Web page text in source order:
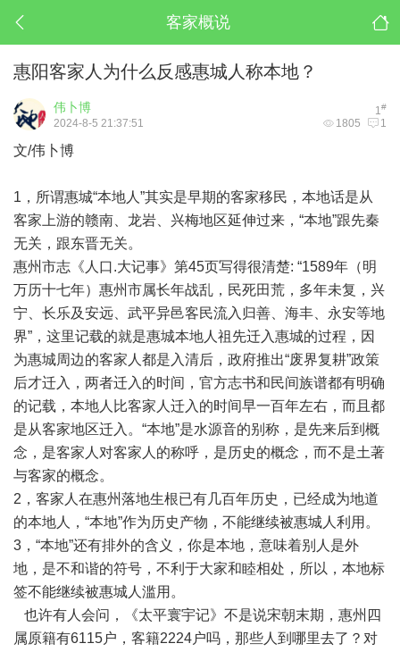
客家概说
惠阳客家人为什么反感惠城人称本地？
1#
伟卜博
1805 1
2024-8-5 21:37:51
文/伟卜博
1，所谓惠城“本地人”其实是早期的客家移民，本地话是从
客家上游的赣南、龙岩、兴梅地区延伸过来，“本地”跟先秦
无关，跟东晋无关。
惠州市志《人口.大记事》第45页写得很清楚: “1589年（明
万历十七年）惠州市属长年战乱，民死田荒，多年未复，兴
宁、长乐及安远、武平异邑客民流入归善、海丰、永安等地
界”，这里记载的就是惠城本地人祖先迁入惠城的过程，因
为惠城周边的客家人都是入清后，政府推出“废界复耕”政策
后才迁入，两者迁入的时间，官方志书和民间族谱都有明确
的记载，本地人比客家人迁入的时间早一百年左右，而且都
是从客家地区迁入。“本地”是水源音的别称，是先来后到概
念，是客家人对客家人的称呼，是历史的概念，而不是土著
与客家的概念。
2，客家人在惠州落地生根已有几百年历史，已经成为地道
的本地人，“本地”作为历史产物，不能继续被惠城人利用。
3，“本地”还有排外的含义，你是本地，意味着别人是外
地，是不和谐的符号，不利于大家和睦相处，所以，本地标
签不能继续被惠城人滥用。
也许有人会问，《太平寰宇记》不是说宋朝末期，惠州四
属原籍有6115户，客籍2224户吗，那些人到哪里去了？对